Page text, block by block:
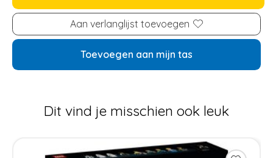
Aan verlanglijst toevoegen
Toevoegen aan mijn tas
Dit vind je misschien ook leuk
Items van productcarrousel